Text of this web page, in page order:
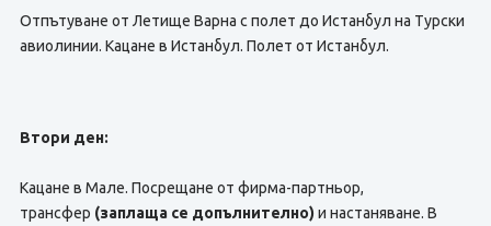
Отпътуване от Летище Варна с полет до Истанбул на Турски
авиолинии. Кацане в Истанбул. Полет от Истанбул.
Втори ден:
Кацане в Мале. Посрещане от фирма-партньор,
трансфер (заплаща се допълнително) и настаняване. В